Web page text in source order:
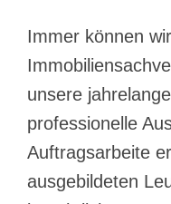
Immer können
unsere
professionelle
Auftragsarbeite
ausgebildeten